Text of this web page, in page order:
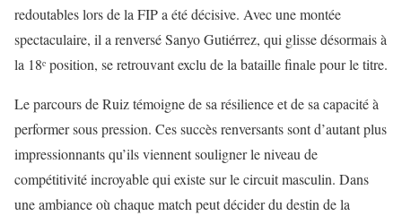
redoutables lors de la FIP a été décisive. Avec une montée
spectaculaire, il a renversé Sanyo Gutiérrez, qui glisse désormais à
la 18ᵉ position, se retrouvant exclu de la bataille finale pour le titre.
Le parcours de Ruiz témoigne de sa résilience et de sa capacité à
performer sous pression. Ces succès renversants sont d’autant plus
impressionnants qu’ils viennent souligner le niveau de
compétitivité incroyable qui existe sur le circuit masculin. Dans
une ambiance où chaque match peut décider du destin de la